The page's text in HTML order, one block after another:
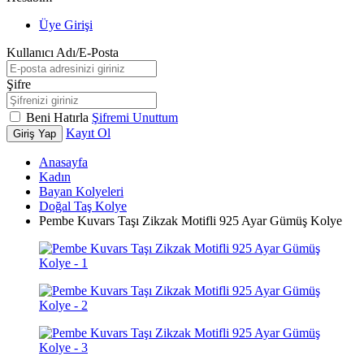
Üye Girişi
Kullanıcı Adı/E-Posta
Şifre
Beni Hatırla Şifremi Unuttum
Giriş Yap Kayıt Ol
Anasayfa
Kadın
Bayan Kolyeleri
Doğal Taş Kolye
Pembe Kuvars Taşı Zikzak Motifli 925 Ayar Gümüş Kolye